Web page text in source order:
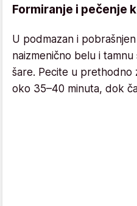
Formiranje i pečenje
U podmazan i
naizmenično belu i
šare. Pecite u prethodno
oko 35–40 minuta, dok